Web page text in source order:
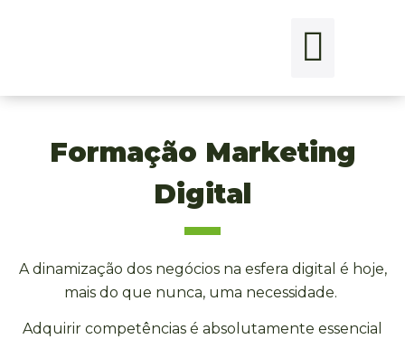
Formação Marketing
Digital
A dinamização dos negócios na esfera digital é hoje,
mais do que nunca, uma necessidade.
Adquirir competências é absolutamente essencial